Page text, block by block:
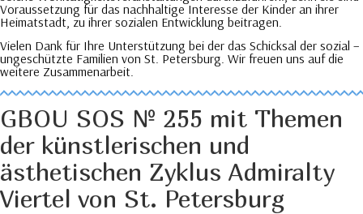
Voraussetzung für das nachhaltige Interesse der Kinder an ihrer
Heimatstadt, zu ihrer sozialen Entwicklung beitragen.
Vielen Dank für Ihre Unterstützung bei der das Schicksal der sozial –
ungeschützte Familien von St. Petersburg. Wir freuen uns auf die
weitere Zusammenarbeit.
GBOU SOS № 255 mit Themen
der künstlerischen und
ästhetischen Zyklus Admiralty
Viertel von St. Petersburg